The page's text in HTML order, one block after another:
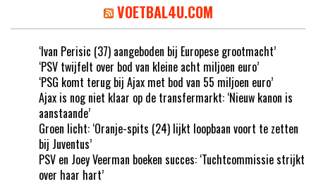
VOETBAL4U.COM
‘Ivan Perisic (37) aangeboden bij Europese grootmacht’
‘PSV twijfelt over bod van kleine acht miljoen euro’
‘PSG komt terug bij Ajax met bod van 55 miljoen euro’
Ajax is nog niet klaar op de transfermarkt: ‘Nieuw kanon is
aanstaande’
Groen licht: ‘Oranje-spits (24) lijkt loopbaan voort te zetten
bij Juventus’
PSV en Joey Veerman boeken succes: ‘Tuchtcommissie strijkt
over haar hart’